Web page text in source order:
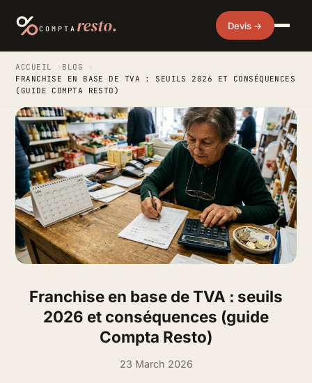
COMPTA resto. Devis →
ACCUEIL › BLOG
›
FRANCHISE EN BASE DE TVA : SEUILS 2026 ET CONSÉQUENCES
(GUIDE COMPTA RESTO)
Franchise en base de TVA : seuils
2026 et conséquences (guide
Compta Resto)
23 March 2026